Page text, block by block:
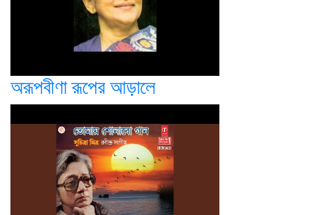
অরূপবীণা রূপের আড়ালে